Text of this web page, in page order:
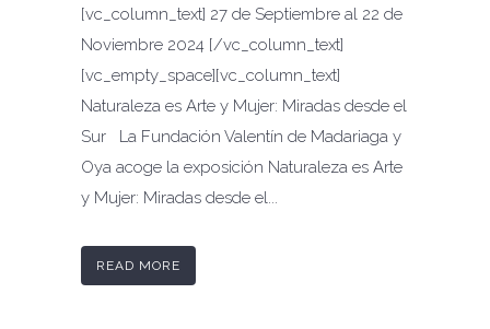
[vc_column_text] 27 de Septiembre al 22 de
Noviembre 2024 [/vc_column_text]
[vc_empty_space][vc_column_text]
Naturaleza es Arte y Mujer: Miradas desde el
Sur La Fundación Valentín de Madariaga y
Oya acoge la exposición Naturaleza es Arte
y Mujer: Miradas desde el...
READ MORE